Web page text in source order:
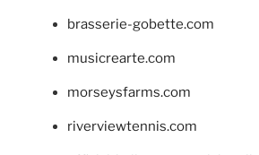
brasserie-gobette.com
musicrearte.com
morseysfarms.com
riverviewtennis.com